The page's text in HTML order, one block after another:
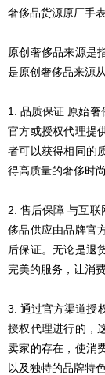
奢侈品货源原厂手
原创奢侈品来源是
是原创奢侈品来源
1. 品质保证 原始
官方或授权代理提
者可以获得相同的
得高质量的奢侈时尚
2. 售后保障 与互联
侈品供应由品牌官
后保证。无论是退
完美的服务，让消
3. 通过官方渠道授
授权代理进行的，
卖家的存在，使消
以及独特的品牌特